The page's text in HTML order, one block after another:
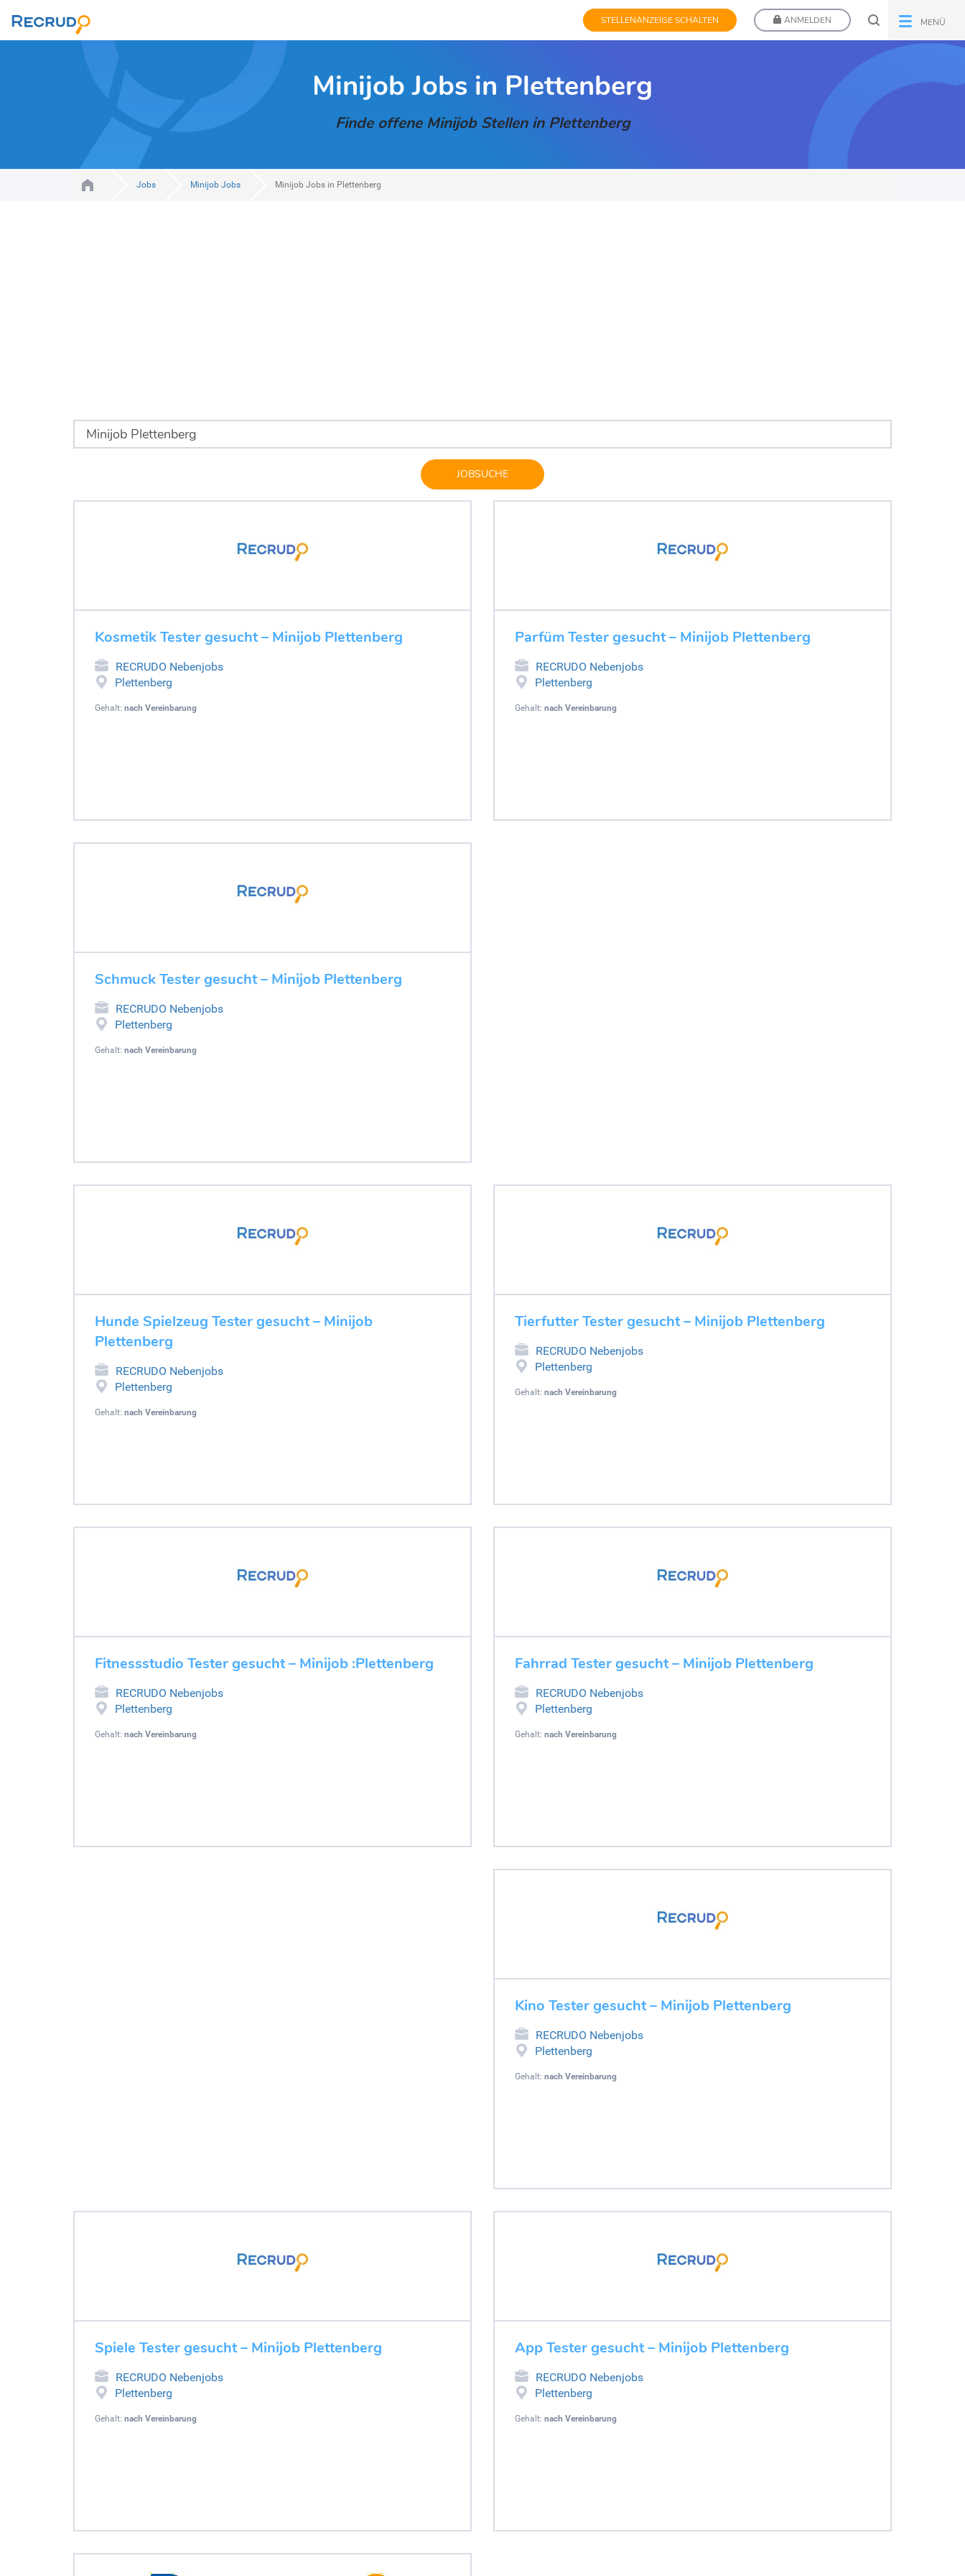
STELLENANZEIGE SCHALTEN ANMELDEN MENÜ
Minijob Jobs in Plettenberg
Finde offene Minijob Stellen in Plettenberg
Jobs Minijob Jobs Minijob Jobs in Plettenberg
JOBSUCHE
Kosmetik Tester gesucht – Minijob Plettenberg
RECRUDO Nebenjobs
Plettenberg
Gehalt: nach Vereinbarung
Parfüm Tester gesucht – Minijob Plettenberg
RECRUDO Nebenjobs
Plettenberg
Gehalt: nach Vereinbarung
Schmuck Tester gesucht – Minijob Plettenberg
RECRUDO Nebenjobs
Plettenberg
Gehalt: nach Vereinbarung
Hunde Spielzeug Tester gesucht – Minijob
Plettenberg
RECRUDO Nebenjobs
Plettenberg
Gehalt: nach Vereinbarung
Tierfutter Tester gesucht – Minijob Plettenberg
RECRUDO Nebenjobs
Plettenberg
Gehalt: nach Vereinbarung
Fitnessstudio Tester gesucht – Minijob :Plettenberg
RECRUDO Nebenjobs
Plettenberg
Gehalt: nach Vereinbarung
Fahrrad Tester gesucht – Minijob Plettenberg
RECRUDO Nebenjobs
Plettenberg
Gehalt: nach Vereinbarung
Kino Tester gesucht – Minijob Plettenberg
RECRUDO Nebenjobs
Plettenberg
Gehalt: nach Vereinbarung
Spiele Tester gesucht – Minijob Plettenberg
RECRUDO Nebenjobs
Plettenberg
Gehalt: nach Vereinbarung
App Tester gesucht – Minijob Plettenberg
RECRUDO Nebenjobs
Plettenberg
Gehalt: nach Vereinbarung